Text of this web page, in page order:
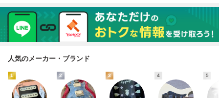
人気のメーカー・ブランド
1 2 3 4 5